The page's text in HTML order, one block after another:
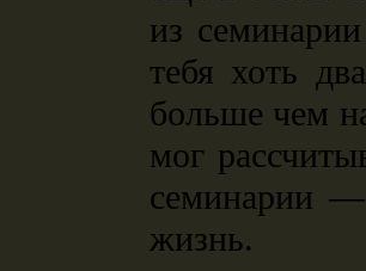
из
тебя хоть
больше чем
мог
семинарии
жизнь.